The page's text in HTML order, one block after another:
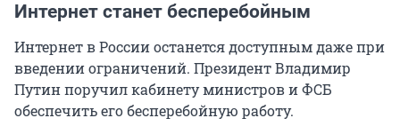
Интернет станет бесперебойным
Интернет в России останется доступным даже при
введении ограничений. Президент Владимир
Путин поручил кабинету министров и ФСБ
обеспечить его бесперебойную работу.